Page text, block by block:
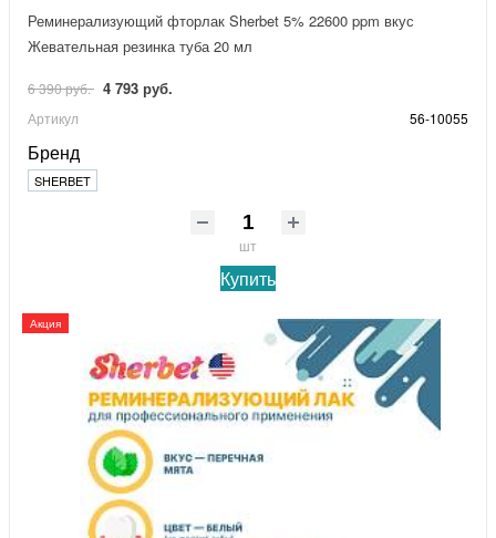
Реминерализующий фторлак Sherbet 5% 22600 ppm вкус
Жевательная резинка туба 20 мл
6 390 руб. 4 793 руб.
Артикул 56-10055
Бренд
SHERBET
шт
Купить
Акция